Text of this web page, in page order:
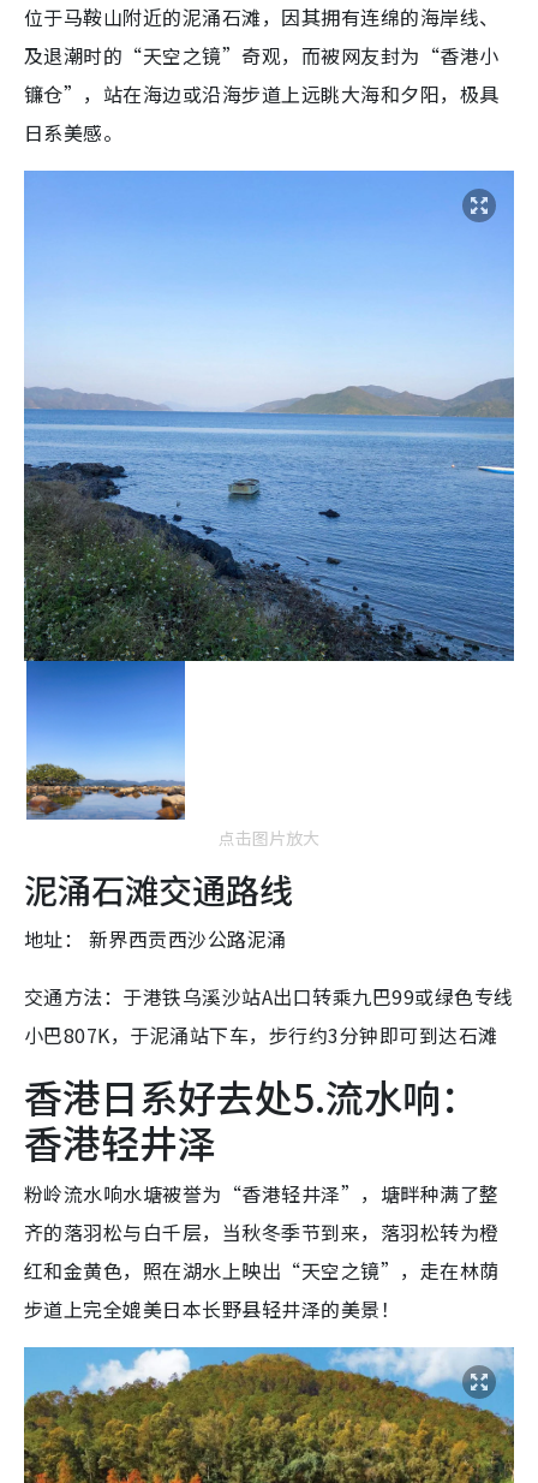
位于马鞍山附近的泥涌石滩，因其拥有连绵的海岸线、
及退潮时的“天空之镜”奇观，而被网友封为“香港小
镰仓”，站在海边或沿海步道上远眺大海和夕阳，极具
日系美感。
点击图片放大
泥涌石滩交通路线
地址： 新界西贡西沙公路泥涌
交通方法：于港铁乌溪沙站A出口转乘九巴99或绿色专线
小巴807K，于泥涌站下车，步行约3分钟即可到达石滩
香港日系好去处5.流水响：
香港轻井泽
粉岭流水响水塘被誉为“香港轻井泽”，塘畔种满了整
齐的落羽松与白千层，当秋冬季节到来，落羽松转为橙
红和金黄色，照在湖水上映出“天空之镜”，走在林荫
步道上完全媲美日本长野县轻井泽的美景！